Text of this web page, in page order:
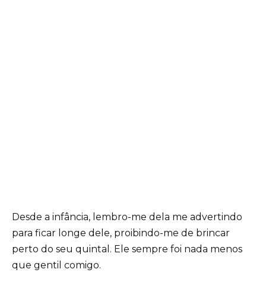
Desde a infância, lembro-me dela me advertindo
para ficar longe dele, proibindo-me de brincar
perto do seu quintal. Ele sempre foi nada menos
que gentil comigo.